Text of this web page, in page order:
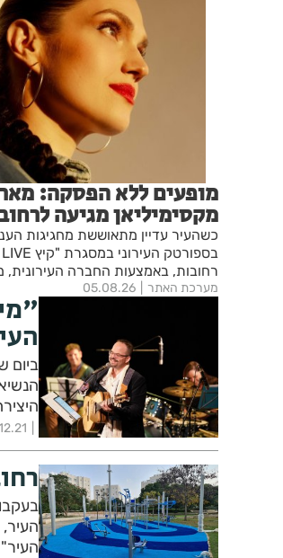
מופעים ללא הפסקה:
מקסימיליאן מגיעה
אירועי ״בימות פיס״
כשהעיר עדיין מתאוששת מחגיגות
רחובות, באמצעות החברה העירונית,
ותושבי העיר לערב מוזיקלי מיוחד עם
מהיוצרות והמבצעות המוערכות
מערכת האתר 05.08.26
ביום
העיר"